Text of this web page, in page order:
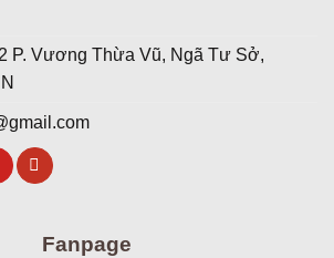
P. Vương Thừa Vũ, Ngã Tư Sở,
Fanpage